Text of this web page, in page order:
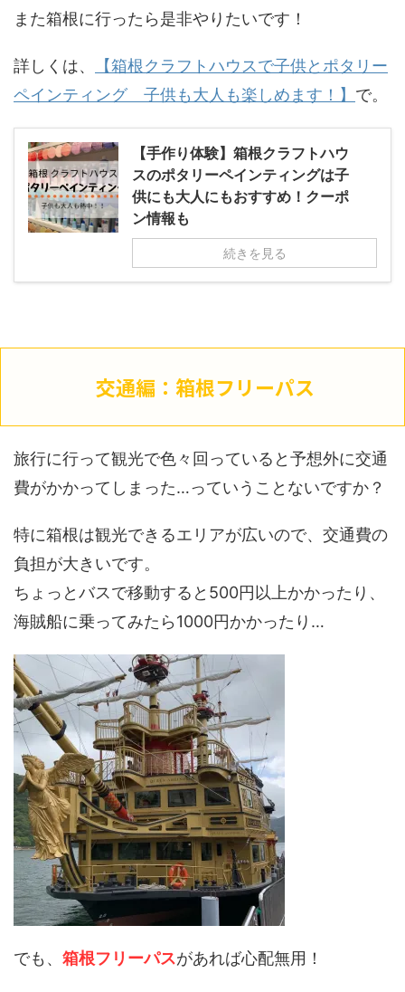
また箱根に行ったら是非やりたいです！
詳しくは、
【箱根クラフトハウスで子供とポタリー
ペインティング 子供も大人も楽しめます！】 で。
【手作り体験】箱根クラフトハウ
スのポタリーペインティングは子
供にも大人にもおすすめ！クーポ
ン情報も
続きを見る
交通編：箱根フリーパス
旅行に行って観光で色々回っていると予想外に交通
費がかかってしまった…っていうことないですか？
特に箱根は観光できるエリアが広いので、交通費の
負担が大きいです。
ちょっとバスで移動すると500円以上かかったり、
海賊船に乗ってみたら1000円かかったり…
でも、 箱根フリーパスがあれば心配無用！